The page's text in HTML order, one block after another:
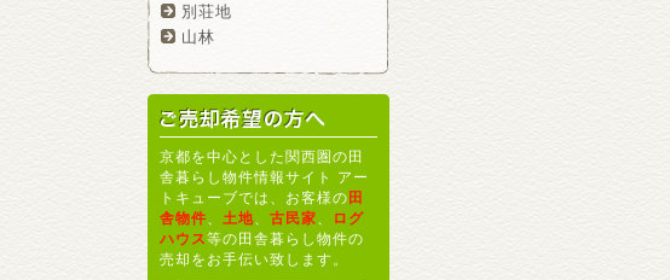
別荘地
山林
京都を中心とした関西圏の田
舎暮らし物件情報サイト アー
トキューブでは、お客様の田
舎物件
土地 古民家
ログ
ハウス等の田舎暮らし物件の
売却をお手伝い致します。